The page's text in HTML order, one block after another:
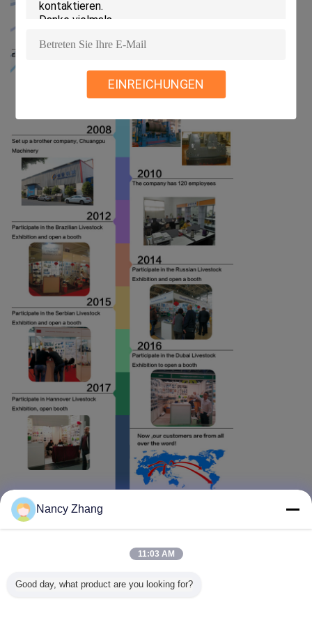
EINREICHUNGEN
Nancy Zhang
11:03 AM
Good day, what product are you looking for?